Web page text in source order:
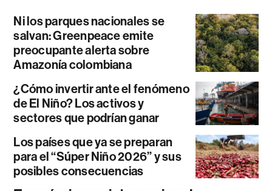
Ni los parques nacionales se
salvan: Greenpeace emite
preocupante alerta sobre
Amazonía colombiana
¿Cómo invertir ante el fenómeno
de El Niño? Los activos y
sectores que podrían ganar
Los países que ya se preparan
para el “Súper Niño 2026” y sus
posibles consecuencias